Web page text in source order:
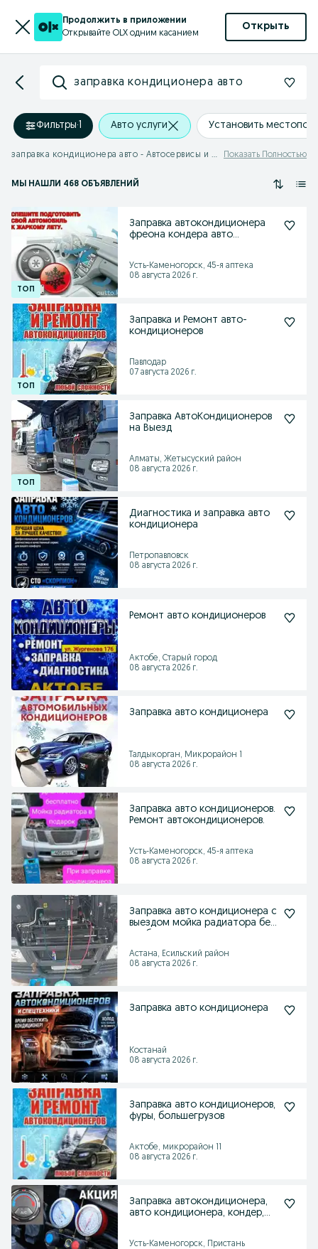
Продолжить в приложении
Открывайте OLX одним касанием
Открыть
заправка кондиционера авто
Фильтры·1 Авто услуги Установить
заправка кондиционера авто - Автосервисы и автоуслуги Показать Полностью
МЫ НАШЛИ 468 ОБЪЯВЛЕНИЙ
Заправка автокондиционера
фреона кондера авто
Усть-Каменогорск, 45-я аптека
08 августа 2026 г.
Заправка и Ремонт авто-
кондиционеров
Павлодар
07 августа 2026 г.
Заправка АвтоКондиционеров
на Выезд
Алматы, Жетысуский район
08 августа 2026 г.
Диагностика и заправка авто
кондиционера
Петропавловск
08 августа 2026 г.
Ремонт авто кондиционеров
Актобе, Старый город
08 августа 2026 г.
Заправка авто кондиционера
Талдыкорган, Микрорайон 1
08 августа 2026 г.
Заправка авто кондиционеров.
Ремонт автокондиционеров.
Усть-Каменогорск, 45-я аптека
08 августа 2026 г.
Заправка авто кондиционера с
выездом мойка радиатора без
Астана, Есильский район
08 августа 2026 г.
Заправка авто кондиционера
Костанай
08 августа 2026 г.
Заправка авто кондиционеров,
фуры, большегрузов
Актобе, микрорайон 11
08 августа 2026 г.
Заправка автокондиционера,
авто кондиционера, кондер,
Усть-Каменогорск, Пристань